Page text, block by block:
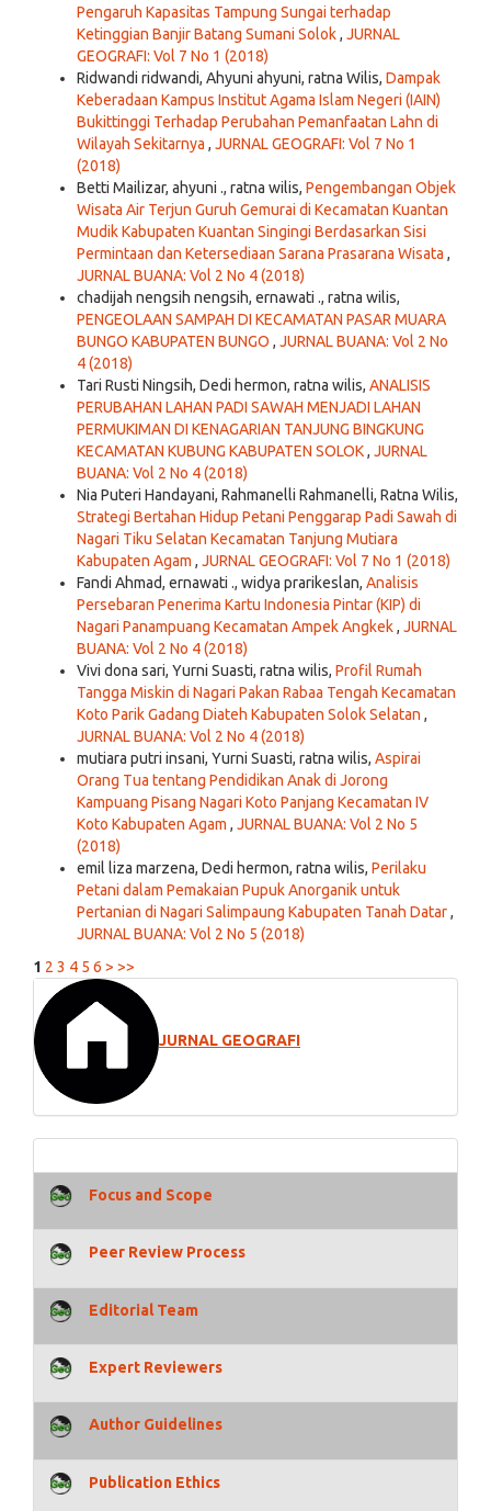
Pengaruh Kapasitas Tampung Sungai terhadap
Ketinggian Banjir Batang Sumani Solok, JURNAL
GEOGRAFI: Vol 7 No 1 (2018)
Ridwandi ridwandi, Ahyuni ahyuni, ratna Wilis, Dampak
Keberadaan Kampus Institut Agama Islam Negeri (IAIN)
Bukittinggi Terhadap Perubahan Pemanfaatan Lahn di
Wilayah Sekitarnya , JURNAL GEOGRAFI: Vol 7 No 1
(2018)
Betti Mailizar, ahyuni ., ratna wilis, Pengembangan Objek
Wisata Air Terjun Guruh Gemurai di Kecamatan Kuantan
Mudik Kabupaten Kuantan Singingi Berdasarkan Sisi
Permintaan dan Ketersediaan Sarana Prasarana Wisata ,
JURNAL BUANA: Vol 2 No 4 (2018)
chadijah nengsih nengsih, ernawati ., ratna wilis,
PENGEOLAAN SAMPAH DI KECAMATAN PASAR MUARA
BUNGO KABUPATEN BUNGO , JURNAL BUANA: Vol 2 No
4 (2018)
Tari Rusti Ningsih, Dedi hermon, ratna wilis, ANALISIS
PERUBAHAN LAHAN PADI SAWAH MENJADI LAHAN
PERMUKIMAN DI KENAGARIAN TANJUNG BINGKUNG
KECAMATAN KUBUNG KABUPATEN SOLOK, JURNAL
BUANA: Vol 2 No 4 (2018)
Nia Puteri Handayani, Rahmanelli Rahmanelli, Ratna Wilis,
Strategi Bertahan Hidup Petani Penggarap Padi Sawah di
Nagari Tiku Selatan Kecamatan Tanjung Mutiara
Kabupaten Agam , JURNAL GEOGRAFI: Vol 7 No 1 (2018)
Fandi Ahmad, ernawati ., widya prarikeslan, Analisis
Persebaran Penerima Kartu Indonesia Pintar (KIP) di
Nagari Panampuang Kecamatan Ampek Angkek, JURNAL
BUANA: Vol 2 No 4 (2018)
Vivi dona sari, Yurni Suasti, ratna wilis, Profil Rumah
Tangga Miskin di Nagari Pakan Rabaa Tengah Kecamatan
Koto Parik Gadang Diateh Kabupaten Solok Selatan ,
JURNAL BUANA: Vol 2 No 4 (2018)
mutiara putri insani, Yurni Suasti, ratna wilis, Aspirai
Orang Tua tentang Pendidikan Anak di Jorong
Kampuang Pisang Nagari Koto Panjang Kecamatan IV
Koto Kabupaten Agam , JURNAL BUANA: Vol 2 No 5
(2018)
emil liza marzena, Dedi hermon, ratna wilis, Perilaku
Petani dalam Pemakaian Pupuk Anorganik untuk
Pertanian di Nagari Salimpaung Kabupaten Tanah Datar,
JURNAL BUANA: Vol 2 No 5 (2018)
1 2 3 4 5 6 > >>
JURNAL GEOGRAFI
Focus and Scope
Peer Review Process
Editorial Team
Expert Reviewers
Author Guidelines
Publication Ethics